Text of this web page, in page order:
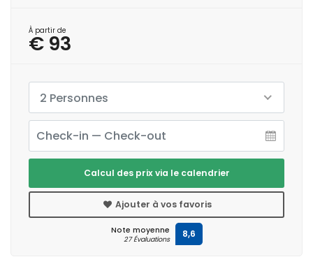
À partir de
€ 93
2 Personnes
Calcul des prix via le calendrier
Ajouter à vos favoris
Note moyenne
27 Évaluations 8,6